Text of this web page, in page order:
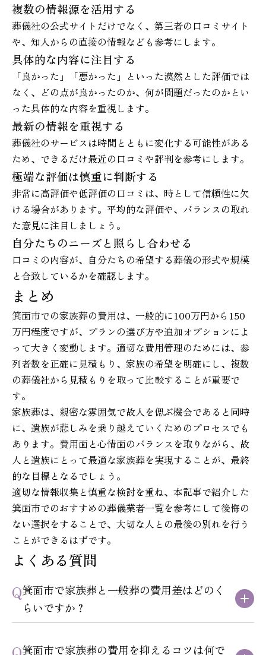
複数の情報源を活用する
葬儀社の公式サイトだけでなく、第三者の口コミサイト
や、知人からの直接の情報なども参考にします。
具体的な内容に注目する
「良かった」「悪かった」といった漠然とした評価では
なく、どの点が良かったのか、何が問題だったのかとい
った具体的な内容を重視します。
最新の情報を重視する
葬儀社のサービスは時間とともに変化する可能性がある
ため、できるだけ最近の口コミや評判を参考にします。
極端な評価は慎重に判断する
非常に高評価や低評価の口コミは、時として信頼性に欠
ける場合があります。平均的な評価や、バランスの取れ
た意見に注目しましょう。
自分たちのニーズと照らし合わせる
口コミの内容が、自分たちの希望する葬儀の形式や規模
と合致しているかを確認します。
まとめ
箕面市での家族葬の費用は、一般的に100万円から150
万円程度ですが、プランの選び方や追加オプションによ
って大きく変動します。適切な費用管理のためには、参
列者数を正確に見積もり、家族の希望を明確にし、複数
の葬儀社から見積もりを取って比較することが重要で
す。
家族葬は、親密な雰囲気で故人を偲ぶ機会であると同時
に、遺族が悲しみを乗り越えていくためのプロセスでも
あります。費用面と心情面のバランスを取りながら、故
人と遺族にとって最適な家族葬を実現することが、最終
的な目標となるでしょう。
適切な情報収集と慎重な検討を重ね、本記事で紹介した
箕面市でのおすすめの葬儀業者一覧を参考にして後悔の
ない選択をすることで、大切な人との最後の別れを行う
ことができるはずです。
よくある質問
箕面市で家族葬と一般葬の費用差はどのく
らいですか？
箕面市で家族葬の費用を抑えるコツは何で